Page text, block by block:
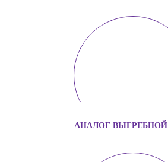
АНАЛОГ